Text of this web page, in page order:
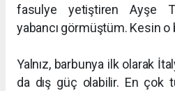
fasulye yetiştiren Ayşe
yabancı görmüştüm. Kesin o
Yalnız, barbunya ilk olarak
da dış güç olabilir. En çok